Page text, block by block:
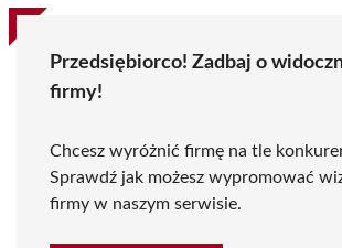
Przedsiębiorco! Zadbaj o
firmy!
Chcesz wyróżnić firmę na tle
Sprawdź jak możesz wypromować
firmy w naszym serwisie.